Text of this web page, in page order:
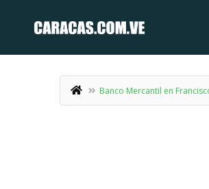
Banco Mercantil en